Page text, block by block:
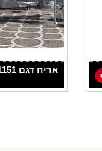
אריח דגם 971151